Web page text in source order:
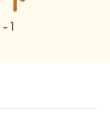
1